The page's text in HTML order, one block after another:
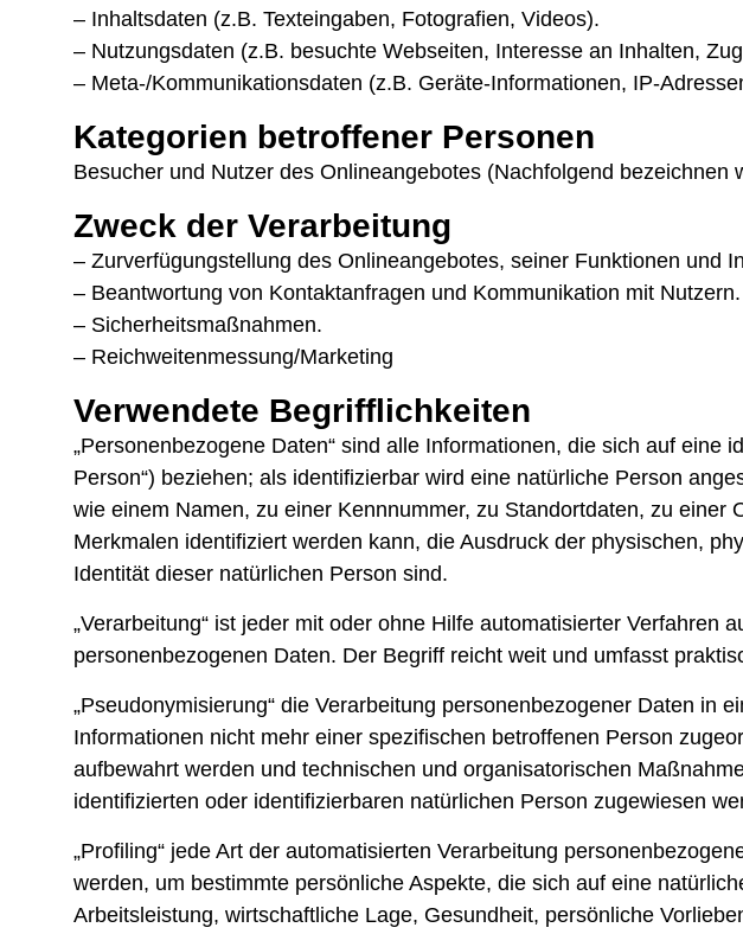
– Inhaltsdaten (z.B. Texteingaben, Fotografien, Videos).
– Nutzungsdaten (z.B. besuchte Webseiten, Interesse an Inhalten,
– Meta-/Kommunikationsdaten (z.B. Geräte-Informationen, IP-
Kategorien betroffener Personen
Besucher und Nutzer des Onlineangebotes (Nachfolgend
Zweck der Verarbeitung
– Zurverfügungstellung des Onlineangebotes, seiner Funktionen und
– Beantwortung von Kontaktanfragen und Kommunikation mit Nutzern.
– Sicherheitsmaßnahmen.
– Reichweitenmessung/Marketing
Verwendete Begrifflichkeiten
„Personenbezogene Daten“ sind alle Informationen, die sich auf
Person“) beziehen; als identifizierbar wird eine natürliche Person
wie einem Namen, zu einer Kennnummer, zu Standortdaten, zu
Merkmalen identifiziert werden kann, die Ausdruck der physischen,
Identität dieser natürlichen Person sind.
„Verarbeitung“ ist jeder mit oder ohne Hilfe automatisierter
personenbezogenen Daten. Der Begriff reicht weit und umfasst
„Pseudonymisierung“ die Verarbeitung personenbezogener Daten in
Informationen nicht mehr einer spezifischen betroffenen Person
aufbewahrt werden und technischen und organisatorischen
identifizierten oder identifizierbaren natürlichen Person zugewiesen
„Profiling“ jede Art der automatisierten Verarbeitung
werden, um bestimmte persönliche Aspekte, die sich auf eine
Arbeitsleistung, wirtschaftliche Lage, Gesundheit, persönliche